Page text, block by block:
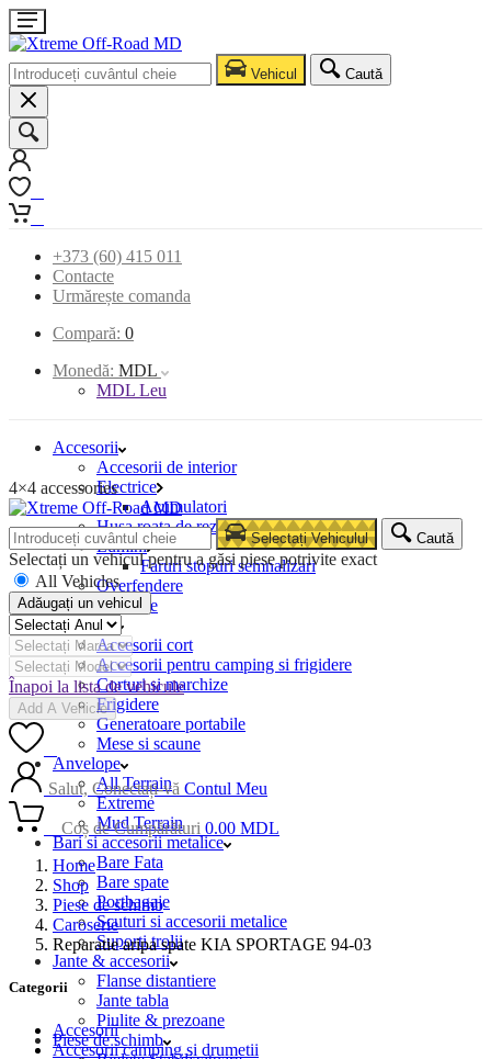
Vehicul Caută
+373 (60) 415 011
Contacte
Urmărește comanda
Compară: 0
Monedă: MDL
MDL Leu
Accesorii
Accesorii de interior
Electrice
Acumulatori
Husa roata de rezerva
Lumini
Faruri stopuri semnalizari
Overfendere
Snorkele
Camping
Accesorii cort
Accesorii pentru camping si frigidere
Corturi si marchize
Frigidere
Generatoare portabile
Mese si scaune
Anvelope
All Terrain
Extreme
Mud Terrain
Bari si accesorii metalice
Bare Fata
Bare spate
Portbagaje
Scuturi si accesorii metalice
Suporti trolii
Jante & accesorii
Flanse distantiere
Jante tabla
Piulite & prezoane
Piese de schimb
4×4 accessories
Selectați Vehiculul Caută
Selectați un vehicul pentru a găsi piese potrivite exact
All Vehicles
Adăugați un vehicul
Înapoi la lista de vehicule
Add A Vehicle
Salut, Conectați-vă Contul Meu
Coș de Cumpărături 0.00 MDL
Home
Shop
Piese de schimb
Caroserie
Reparatie aripa spate KIA SPORTAGE 94-03
Categorii
Accesorii
Accesorii camping si drumetii